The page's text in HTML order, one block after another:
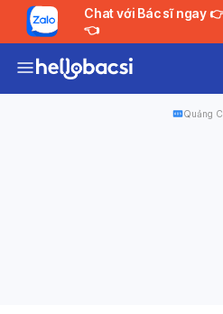
Chat với Bác sĩ ngay 👉 Nhận tư vấn MIỄN PHÍ
👈
Quảng